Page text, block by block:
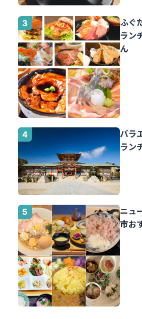
ふぐ
ラン
ん
バラ
ラン
ニュ
市お